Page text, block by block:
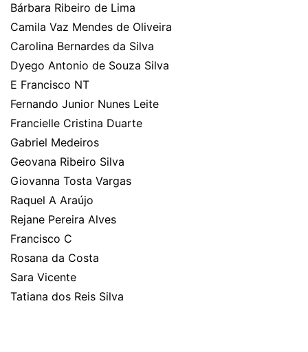
Bárbara Ribeiro de Lima
Camila Vaz Mendes de Oliveira
Carolina Bernardes da Silva
Dyego Antonio de Souza Silva
E Francisco NT
Fernando Junior Nunes Leite
Francielle Cristina Duarte
Gabriel Medeiros
Geovana Ribeiro Silva
Giovanna Tosta Vargas
Raquel A Araújo
Rejane Pereira Alves
Francisco C
Rosana da Costa
Sara Vicente
Tatiana dos Reis Silva